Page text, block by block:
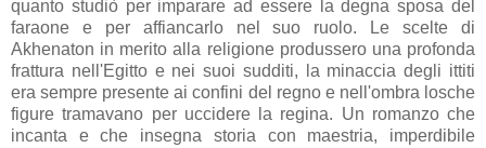
quanto studiò per imparare ad essere la degna sposa del
faraone e per affiancarlo nel suo ruolo. Le scelte di
Akhenaton in merito alla religione produssero una profonda
frattura nell'Egitto e nei suoi sudditi, la minaccia degli ittiti
era sempre presente ai confini del regno e nell'ombra losche
figure tramavano per uccidere la regina. Un romanzo che
incanta e che insegna storia con maestria, imperdibile